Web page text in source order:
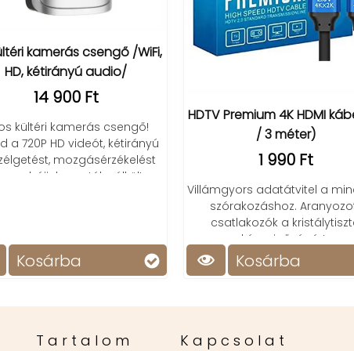
kamerás csengő /WiFi,
HD, kétirányú audio/
14 900 Ft
kültéri kamerás csengő!
a 720P HD videót, kétirányú
mozgásérzékelést
éjjel, vezeték nélkül!
Kosárba
HDTV Premium 4K HDMI
/ 3 méter)
1 990 Ft
Villámgyors adatátvitel a
szórakozáshoz.
csatlakozók a
képminőségért.
Kosárba
Tartalom Kapcsolat